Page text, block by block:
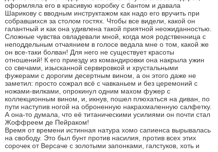
оформляла его в красивую коробку с бантом и давала
Шарикову с вводным инструктажом как надо его вручить при
собравшихся за столом гостях. Чтобы все видели, какой он
галантный и как она удивлена такой приятной неожиданностью.
Сложные чувства овладевали мной, когда моя родственница с
неподдельным отчаянием в голосе ведала мне о том, какой же
он все-таки болван! Для него не существует красоты
отношений! К его приезду из командировки она накрыла ужин
со свечами, изысканной сервировкой и хрустальными
фужерами с дорогим десертным вином, а он этого даже не
заметил: просто сожрал всё с чавканьем и без церемоний с
ножами-вилками, опрокинул одним махом фужер с
коллекционным вином, и, икнув, пошел плюхаться на диван, по
пути наступив ногой на оброненную накрахмаленную салфетку.
А она-то думала, что её титаническими усилиями он почти стал
Жоффреем де Пейраком!
Время от времени истинная натура хомо сапиенса вырывалась
на свободу. Это был бунт против насилия, против всех этих
сорочек от Версаче с золотыми запонками, галстуков, хоть и